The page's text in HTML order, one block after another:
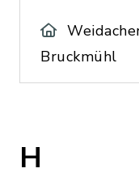
Bruckmühl
H